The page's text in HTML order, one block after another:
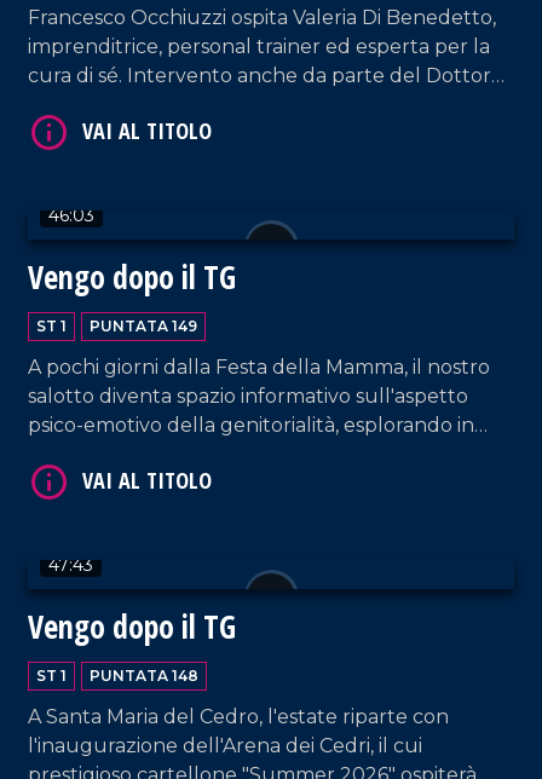
Francesco Occhiuzzi ospita Valeria Di Benedetto,
imprenditrice, personal trainer ed esperta per la
cura di sé. Intervento anche da parte del Dottor
Nostra Signora dello Scoglio. E poi, musica dal vivo,
46:03
Vengo dopo il TG
ST 1 PUNTATA 149
A pochi giorni dalla Festa della Mamma, il nostro
salotto diventa spazio informativo sull'aspetto
psico-emotivo della genitorialità, esplorando in
responsabilità e sfide quotidiane. Spazio anche a
la psicoterapeuta Maria Laura Falduto e la biologa
nutrizionista Maura Sicari. Conduzione a cura di
Rossella Galati e Francesco Occhiuzzi.
47:43
Vengo dopo il TG
ST 1 PUNTATA 148
A Santa Maria del Cedro, l'estate riparte con
l'inaugurazione dell'Arena dei Cedri, il cui